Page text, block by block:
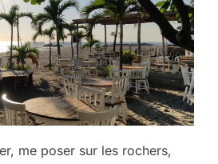
me poser sur les rochers,